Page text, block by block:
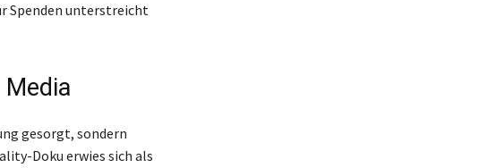
Spenden unterstreicht
gesorgt, sondern
Doku erwies sich als